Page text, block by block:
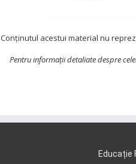
Conținutul acestui material nu
Pentru informaţii detaliate despre
Educație